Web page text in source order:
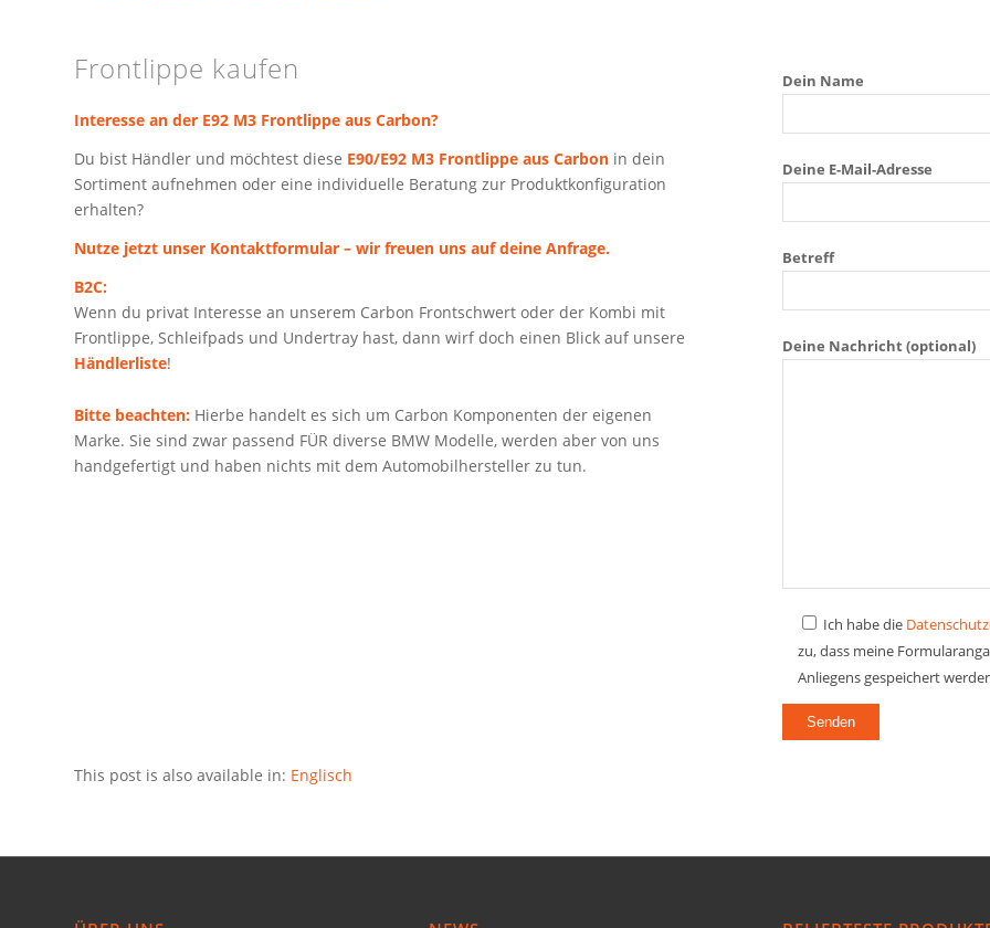
Frontlippe kaufen
Interesse an der E92 M3 Frontlippe aus Carbon?
Du bist Händler und möchtest diese E90/E92 M3 Frontlippe aus Carbon in dein
Sortiment aufnehmen oder eine individuelle Beratung zur Produktkonfiguration
erhalten?
Nutze jetzt unser Kontaktformular – wir freuen uns auf deine Anfrage.
B2C:
Wenn du privat Interesse an unserem Carbon Frontschwert oder der Kombi mit
Frontlippe, Schleifpads und Undertray hast, dann wirf doch einen Blick auf unsere
Händlerliste!
Bitte beachten: Hierbe handelt es sich um Carbon Komponenten der eigenen
Marke. Sie sind zwar passend FÜR diverse BMW Modelle, werden aber von uns
handgefertigt und haben nichts mit dem Automobilhersteller zu tun.
Dein Name
Deine E-Mail-Adresse
Betreff
Deine Nachricht (optional)
Ich habe die
zu, dass meine
Anliegens gespeichert
This post is also available in: Englisch